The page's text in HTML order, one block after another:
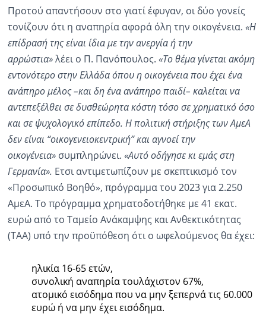
Προτού απαντήσουν στο γιατί έφυγαν, οι δύο γονείς
τονίζουν ότι η αναπηρία αφορά όλη την οικογένεια. «Η
επίδρασή της είναι ίδια με την ανεργία ή την
αρρώστια»λέει ο Π. Πανόπουλος. «Το θέμα γίνεται ακόμη
εντονότερο στην Ελλάδα όπου η οικογένεια που έχει ένα
ανάπηρο μέλος –και δη ένα ανάπηρο παιδί– καλείται να
αντεπεξέλθει σε δυσθεώρητα κόστη τόσο σε χρηματικό όσο
και σε ψυχολογικό επίπεδο. Η πολιτική στήριξης των ΑμεΑ
δεν είναι “οικογενειοκεντρική” και αγνοεί την
οικογένεια» συμπληρώνει. «Αυτό οδήγησε κι εμάς στη
Γερμανία». Ετσι αντιμετωπίζουν με σκεπτικισμό τον
«Προσωπικό Βοηθό», πρόγραμμα του 2023 για 2.250
ΑμεΑ. Το πρόγραμμα χρηματοδοτήθηκε με 41 εκατ.
ευρώ από το Ταμείο Ανάκαμψης και Ανθεκτικότητας
(ΤΑΑ) υπό την προϋπόθεση ότι ο ωφελούμενος θα έχει:
ηλικία 16-65 ετών,
συνολική αναπηρία τουλάχιστον 67%,
ατομικό εισόδημα που να μην ξεπερνά τις 60.000
ευρώ ή να μην έχει εισόδημα.